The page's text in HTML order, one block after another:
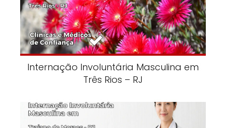
Internação Involuntária Masculina em
Três Rios – RJ